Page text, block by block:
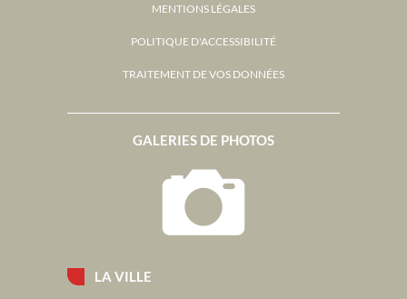
LA VILLE
GALERIES DE PHOTOS
MENTIONS LÉGALES
POLITIQUE D'ACCESSIBILITÉ
TRAITEMENT DE VOS DONNÉES